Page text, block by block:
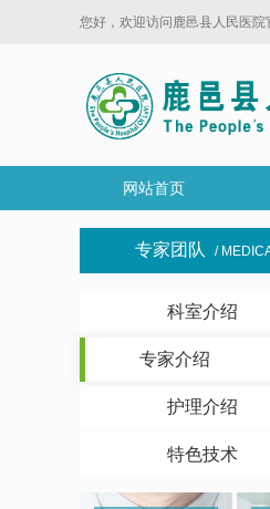
您好，欢迎访问鹿邑县人民医
网站首页
专家团队 /
科室介绍
专家介绍
护理介绍
特色技术